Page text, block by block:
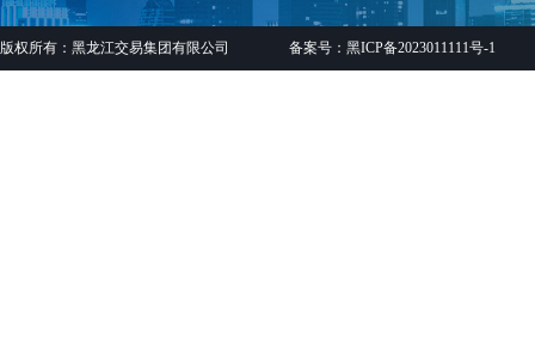
版权所有：黑龙江交易集团有限公司 备案号：黑ICP备2023011111号-1